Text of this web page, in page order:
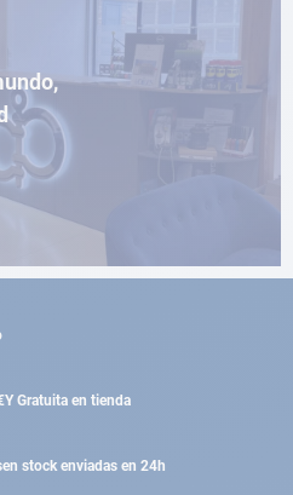
Y Gratuita en tienda
en stock enviadas en 24h